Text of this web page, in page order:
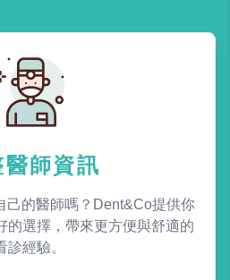
醫師資訊
己的醫師嗎？Dent&Co提供你
的選擇，帶來更方便與舒適的
診經驗。